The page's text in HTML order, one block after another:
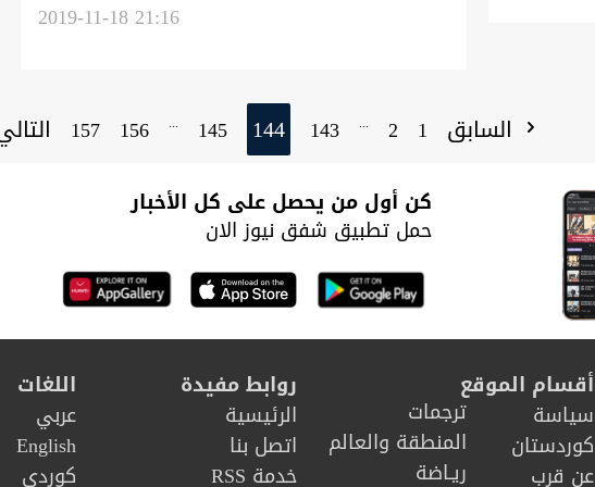
جي: صاحب مواقف وطنية مشهودة2019-11-18 21:16
السابق 1
2
...
143
144
145
...
156
157
كن أول من يحصل على كل الأخبار
حمل تطبيق شفق نيوز الان
أقسام الموقع
سیاسة
كوردستان
عن قرب
ترجمات
المنطقة والعالم
ريـاضة
روابط مفيدة
الرئيسية
اتصل بنا
خدمة RSS
اللغات
عربي
English
كوردى